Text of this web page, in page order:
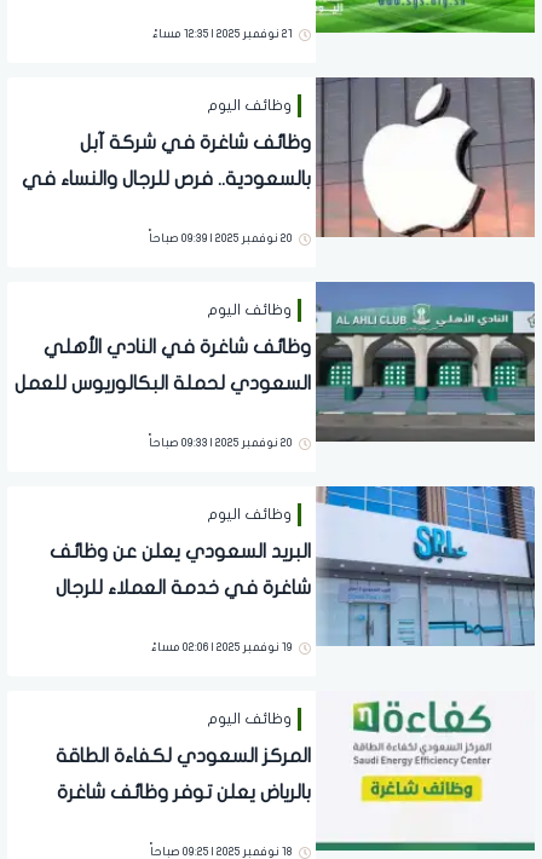
21 نوفمبر 2025 | 12:35 مساءً
وظائف اليوم
وظائف شاغرة في شركة آبل
بالسعودية.. فرص للرجال والنساء في
20 نوفمبر 2025 | 09:39 صباحاً
وظائف اليوم
وظائف شاغرة في النادي الأهلي
السعودي لحملة البكالوريوس للعمل
20 نوفمبر 2025 | 09:33 صباحاً
وظائف اليوم
البريد السعودي يعلن عن وظائف
شاغرة في خدمة العملاء للرجال
19 نوفمبر 2025 | 02:06 مساءً
وظائف اليوم
المركز السعودي لكفاءة الطاقة
بالرياض يعلن توفر وظائف شاغرة
18 نوفمبر 2025 | 09:25 صباحاً